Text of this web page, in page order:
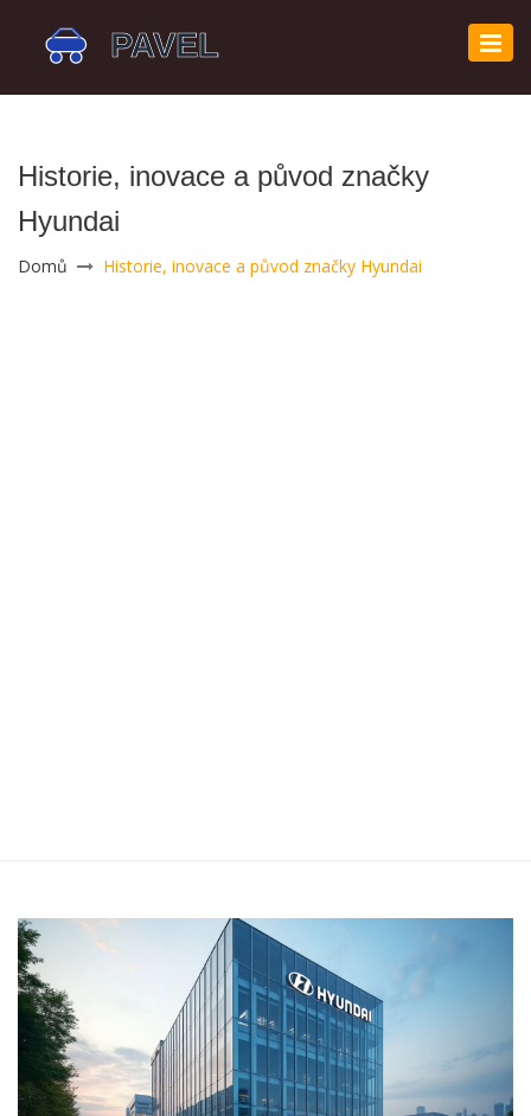
Historie, inovace a původ značky
Hyundai
Domů Historie, inovace a původ značky Hyundai